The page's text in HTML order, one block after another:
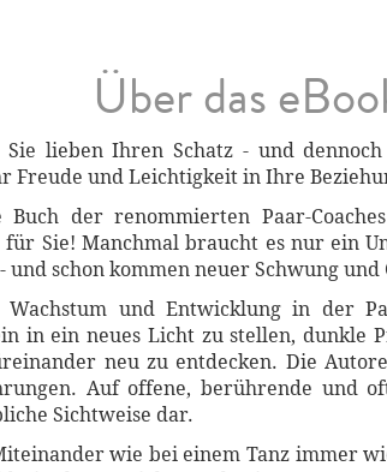
Über das
lieben Ihren Schatz - und
Freude und Leichtigkeit in Ihre
der renommierten Paar-
Sie! Manchmal braucht es nur ein
und schon kommen neuer Schwung
und Entwicklung in der
in ein neues Licht zu stellen, dunkle
neu zu entdecken. Die
Auf offene, berührende und
Sichtweise dar.
wie bei einem Tanz immer